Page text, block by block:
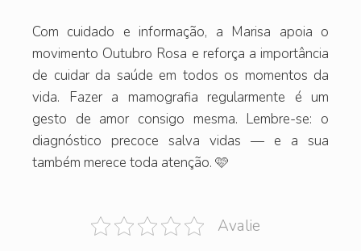
Com cuidado e informação, a Marisa apoia o
movimento Outubro Rosa e reforça a importância
de cuidar da saúde em todos os momentos da
vida. Fazer a mamografia regularmente é um
gesto de amor consigo mesma. Lembre-se: o
diagnóstico precoce salva vidas — e a sua
também merece toda atenção. 🩷
Avalie